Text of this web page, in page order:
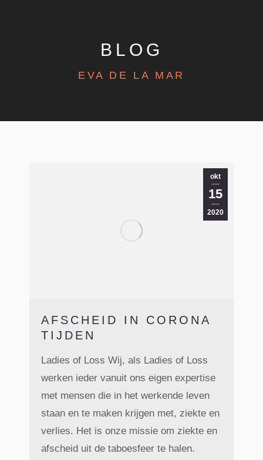
BLOG
EVA DE LA MAR
okt
15
2020
AFSCHEID IN CORONA
TIJDEN
Ladies of Loss Wij, als Ladies of Loss
werken ieder vanuit ons eigen expertise
met mensen die in het werkende leven
staan en te maken krijgen met, ziekte en
verlies. Het is onze missie om ziekte en
afscheid uit de taboesfeer te halen.